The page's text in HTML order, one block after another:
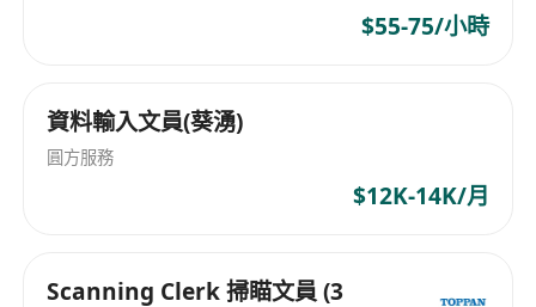
competitiveness and brand strength.$55-75/小時
資料輸入文員(葵湧)
圓方服務
$12K-14K/月
Scanning Clerk 掃瞄文員 (3